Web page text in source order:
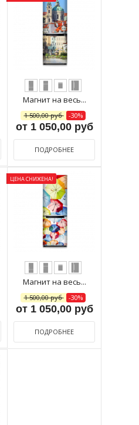
Магнит на весь...
1 500,00 руб -30%
от 1 050,00 руб
ПОДРОБНЕЕ
ЦЕНА СНИЖЕНА!
Магнит на весь...
1 500,00 руб -30%
от 1 050,00 руб
ПОДРОБНЕЕ